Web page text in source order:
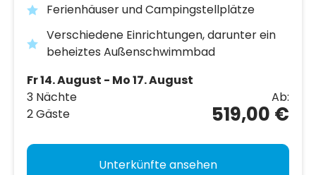
Ferienhäuser und Campingstellplätze
Verschiedene Einrichtungen, darunter ein
beheiztes Außenschwimmbad
Fr 14. August - Mo 17. August
3 Nächte
2 Gäste
Ab:
519,00 €
Unterkünfte ansehen